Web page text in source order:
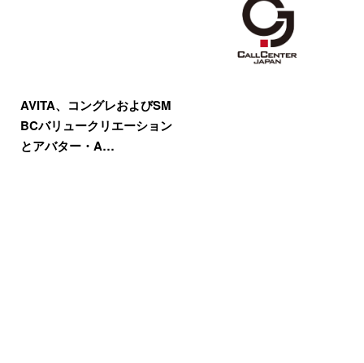
AVITA、コングレおよびSM
BCバリュークリエーション
とアバター・A…